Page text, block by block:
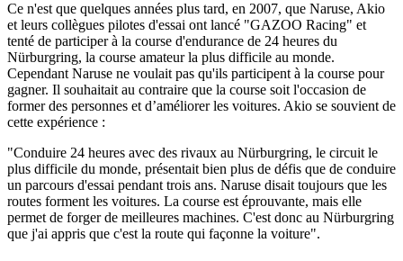
Ce n'est que quelques années plus tard, en 2007, que Naruse, Akio
et leurs collègues pilotes d'essai ont lancé "GAZOO Racing" et
tenté de participer à la course d'endurance de 24 heures du
Nürburgring, la course amateur la plus difficile au monde.
Cependant Naruse ne voulait pas qu'ils participent à la course pour
gagner. Il souhaitait au contraire que la course soit l'occasion de
former des personnes et d’améliorer les voitures. Akio se souvient de
cette expérience :
"Conduire 24 heures avec des rivaux au Nürburgring, le circuit le
plus difficile du monde, présentait bien plus de défis que de conduire
un parcours d'essai pendant trois ans. Naruse disait toujours que les
routes forment les voitures. La course est éprouvante, mais elle
permet de forger de meilleures machines. C'est donc au Nürburgring
que j'ai appris que c'est la route qui façonne la voiture".